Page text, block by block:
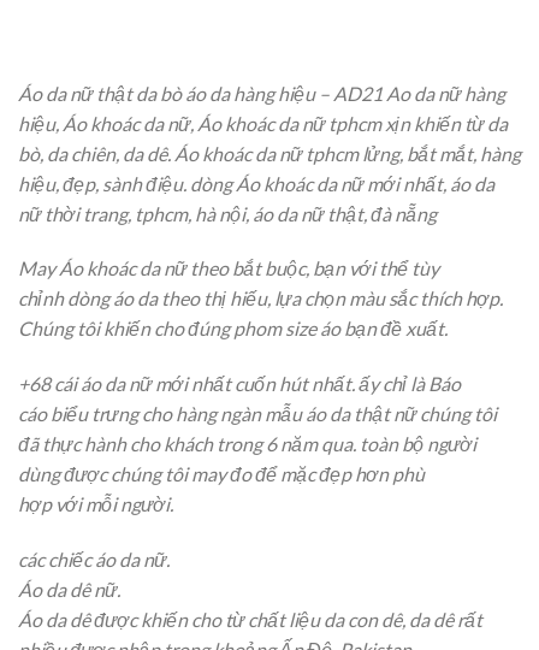
Áo da nữ thật da bò áo da hàng hiệu – AD21 Ao da nữhàng
hiệu, Áo khoác da nữ, Áo khoác da nữ tphcm xịn khiến từda
bò, dachiên, da dê. Áo khoác da nữ tphcm lửng, bắt mắt, hàng
hiệu, đẹp, sành điệu. dòngÁo khoác da nữ mới nhất, áo da
nữ thời trang, tphcm, hà nội, áo da nữ thật, đà nẵng
May Áo khoác da nữ theobắt buộc, bạn vớithể tùy
chỉnhdòngáo da theo thị hiếu, lựa chọnmàu sắcthích hợp.
Chúng tôikhiến chođúng phom size áo bạnđề xuất.
+68cáiáo da nữ mới nhấtcuốn hút nhất.ấychỉ làBáo
cáo biểu trưngcho hàngngàn mẫuáo da thật nữ chúng tôi
đã thực hànhcho khách trong 6 năm qua. toàn bộ người
dùngđược chúng tôi may đo để mặc đẹp hơnphù
hợp vớimỗi người.
các chiếcáo da nữ.
Áo da dê nữ.
Áo da dê đượckhiến cho từchất liệu da con dê, da dêrất